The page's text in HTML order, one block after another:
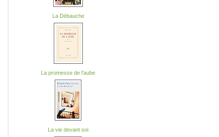
La Débauche
La promesse de l'aube
La vie devant soi